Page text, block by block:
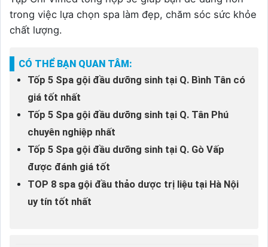
trong việc lựa chọn spa làm đẹp, chăm sóc sức khỏe
chất lượng.
CÓ THỂ BẠN QUAN TÂM:
Tốp 5 Spa gội đầu dưỡng sinh tại Q. Bình Tân có
giá tốt nhất
Tốp 5 Spa gội đầu dưỡng sinh tại Q. Tân Phú
chuyên nghiệp nhất
Tốp 5 Spa gội đầu dưỡng sinh tại Q. Gò Vấp
được đánh giá tốt
TOP 8 spa gội đầu thảo dược trị liệu tại Hà Nội
uy tín tốt nhất